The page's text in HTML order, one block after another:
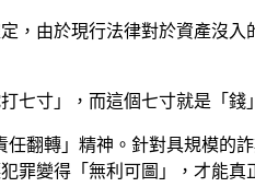
，由於現行法律對於資產沒
七寸」，而這個七寸就是「
任翻轉」精神。針對具規模的
罪變得「無利可圖」，才能真